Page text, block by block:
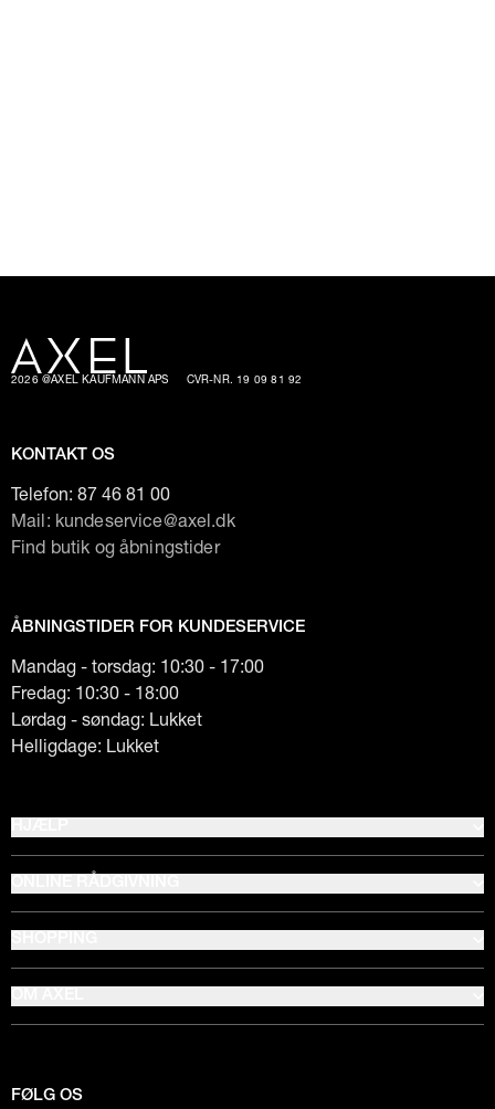
2026 @AXEL KAUFMANN APS CVR-NR. 19 09 81 92
KONTAKT OS
Telefon: 87 46 81 00
Mail: kundeservice@axel.dk
Find butik og åbningstider
ÅBNINGSTIDER FOR KUNDESERVICE
Mandag - torsdag: 10:30 - 17:00
Fredag: 10:30 - 18:00
Lørdag - søndag: Lukket
Helligdage: Lukket
FØLG OS